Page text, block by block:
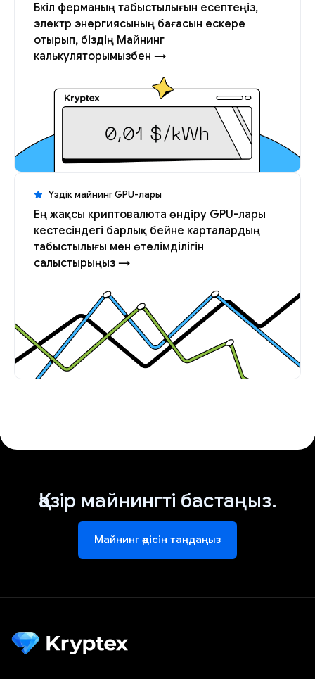
Бүкіл ферманың табыстылығын есептеңіз,
электр энергиясының бағасын ескере
отырып, біздің Майнинг
калькуляторымызбен →
Үздік майнинг GPU-лары
Ең жақсы криптовалюта өндіру GPU-лары
кестесіндегі барлық бейне карталардың
табыстылығы мен өтелімділігін
салыстырыңыз →
Қазір майнингті бастаңыз.
Майнинг әдісін таңдаңыз